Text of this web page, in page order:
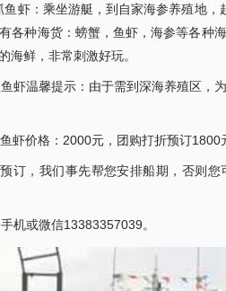
虾：乘坐游艇，到自家海参养殖地，
各种海货：螃蟹，鱼虾，海参等各种
海鲜，非常刺激好玩。
虾温馨提示：由于需到深海养殖区，
虾价格：2000元，团购打折预订1800
订，我们事先帮您安排船期，否则
机或微信13383357039。